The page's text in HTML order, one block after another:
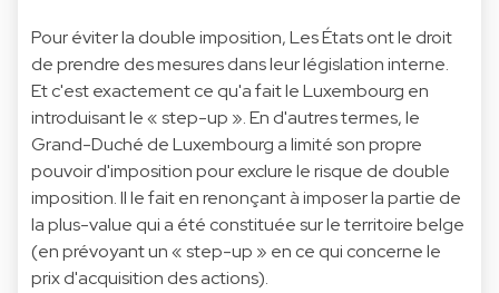
Pour éviter la double imposition, Les États ont le droit
de prendre des mesures dans leur législation interne.
Et c'est exactement ce qu'a fait le Luxembourg en
introduisant le « step-up ». En d'autres termes, le
Grand-Duché de Luxembourg a limité son propre
pouvoir d'imposition pour exclure le risque de double
imposition. Il le fait en renonçant à imposer la partie de
la plus-value qui a été constituée sur le territoire belge
(en prévoyant un « step-up » en ce qui concerne le
prix d'acquisition des actions).